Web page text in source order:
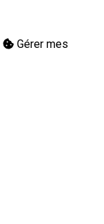
Gérer mes